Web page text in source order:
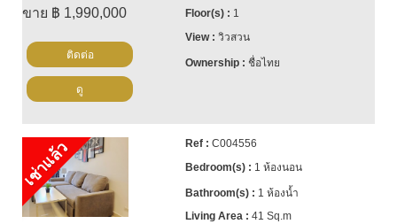
ขาย ฿ 1,990,000
1
วิวสวน
ชื่อไทย
ติดต่อ
ดู
เช่าแล้ว
C004556
1 ห้องนอน
1 ห้องน้ำ
41 Sq.m